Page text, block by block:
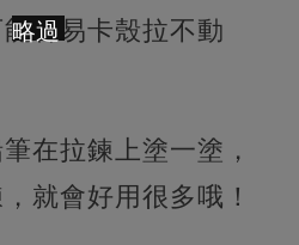
容易卡殼拉不動
在拉鍊上塗一塗，
就會好用很多哦！
略過